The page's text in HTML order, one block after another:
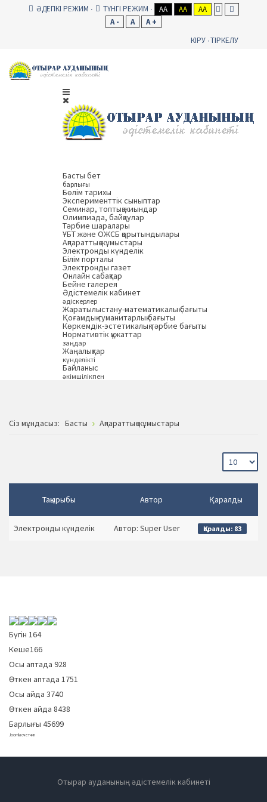
ӘДЕПКІ РЕЖИМ ТҮНГІ РЕЖИМ AA AA
AA
A -
A
A +
КІРУ ТІРКЕЛУ
Басты бет
барлығы
Бөлім тарихы
Эксперименттік сыныптар
Семинар, топтық жиындар
Олимпиада, байқаулар
Тәрбие шаралары
ҰБТ және ОЖСБ қорытындылары
Ақпараттық жұмыстары
Электронды күнделік
Білім порталы
Электронды газет
Онлайн сабақтар
Бейне галерея
Әдістемелік кабинет
әдіскерлер
Жаратылыстану-математикалық бағыты
Қоғамдық-гуманитарлық бағыты
Көркемдік-эстетикалық тәрбие бағыты
Нормативтік құжаттар
заңдар
Жаңалықтар
күнделікті
Байланыс
әкімшілікпен
Сiз мұндасыз: Басты Ақпараттық жұмыстары
Тақырыбы Автор Қаралды
Электронды күнделік Автор: Super User Қаралды: 83
Бүгін 164
Кеше166
Осы аптада 928
Өткен аптада 1751
Осы айда 3740
Өткен айда 8438
Барлығы 45699
Joomla счетчик
Отырар ауданының әдістемелік кабинеті